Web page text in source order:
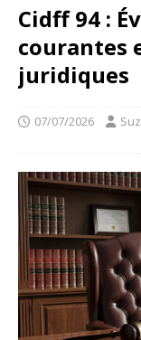
Cidff 94 :
courantes
juridiques
07/07/2026